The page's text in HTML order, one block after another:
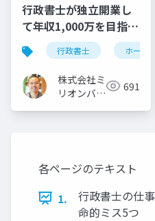
行政書士が独立開業し
て年収1,000万を目指す
ホームページ集客3ステ
ップ
行政書士 ホーム
株式会社ミ
リオンバリ
691
各ページのテキスト
1.
⾏政書⼠の仕
命的ミス5つ